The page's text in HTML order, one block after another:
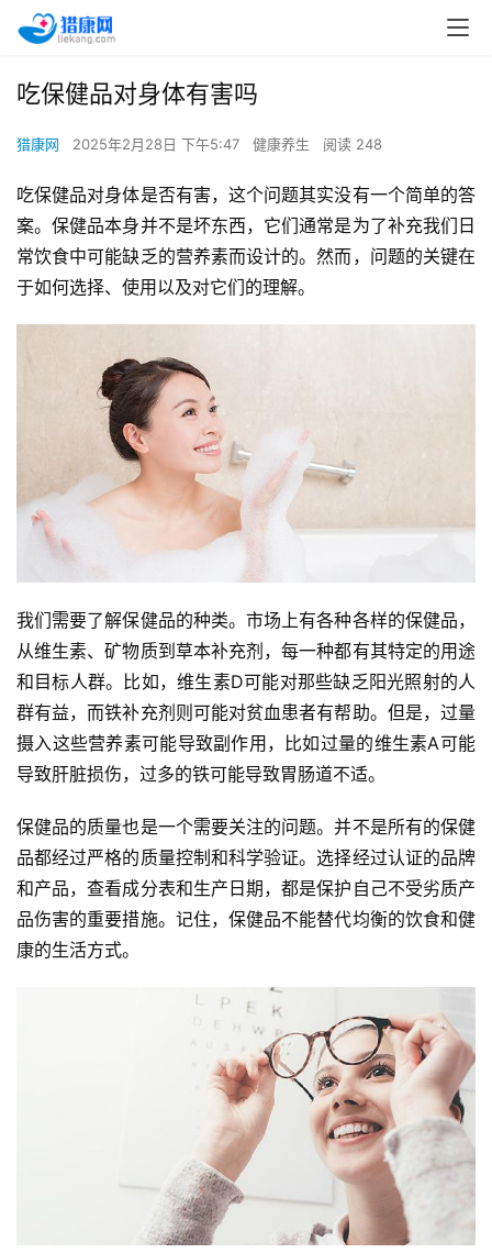
吃保健品对身体有害吗
猎康网 2025年2月28日 下午5:47 健康养生 阅读 248
吃保健品对身体是否有害，这个问题其实没有一个简单的答
案。保健品本身并不是坏东西，它们通常是为了补充我们日
常饮食中可能缺乏的营养素而设计的。然而，问题的关键在
于如何选择、使用以及对它们的理解。
我们需要了解保健品的种类。市场上有各种各样的保健品，
从维生素、矿物质到草本补充剂，每一种都有其特定的用途
和目标人群。比如，维生素D可能对那些缺乏阳光照射的人
群有益，而铁补充剂则可能对贫血患者有帮助。但是，过量
摄入这些营养素可能导致副作用，比如过量的维生素A可能
导致肝脏损伤，过多的铁可能导致胃肠道不适。
保健品的质量也是一个需要关注的问题。并不是所有的保健
品都经过严格的质量控制和科学验证。选择经过认证的品牌
和产品，查看成分表和生产日期，都是保护自己不受劣质产
品伤害的重要措施。记住，保健品不能替代均衡的饮食和健
康的生活方式。